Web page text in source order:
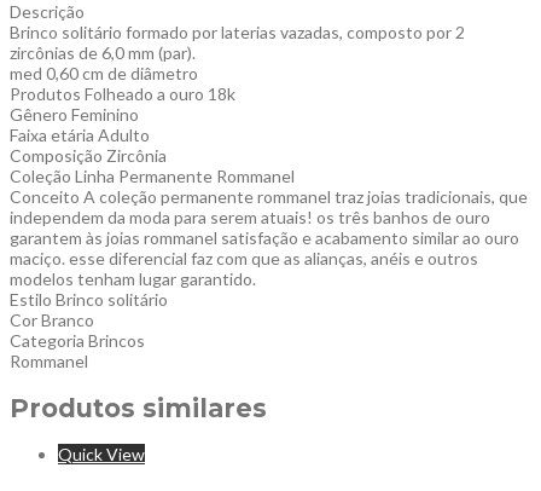
Descrição
Brinco solitário formado por laterias vazadas, composto por 2
zircônias de 6,0 mm (par).
med 0,60 cm de diâmetro
Produtos Folheado a ouro 18k
Gênero Feminino
Faixa etária Adulto
Composição Zircônia
Coleção Linha Permanente Rommanel
Conceito A coleção permanente rommanel traz joias tradicionais, que
independem da moda para serem atuais! os três banhos de ouro
garantem às joias rommanel satisfação e acabamento similar ao ouro
maciço. esse diferencial faz com que as alianças, anéis e outros
modelos tenham lugar garantido.
Estilo Brinco solitário
Cor Branco
Categoria Brincos
Rommanel
Produtos similares
Quick View